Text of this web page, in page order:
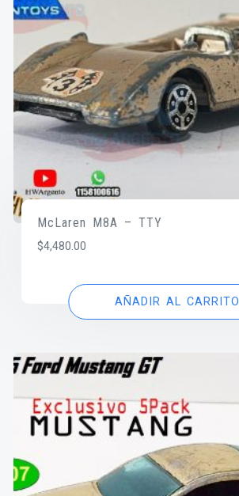
McLaren M8A – TTY
$4,480.00
AÑADIR AL CARRITO